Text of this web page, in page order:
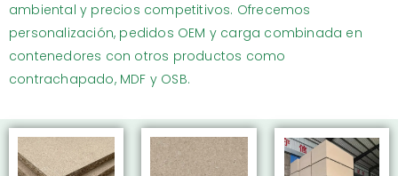
ambiental y precios competitivos. Ofrecemos
personalización, pedidos OEM y carga combinada en
contenedores con otros productos como
contrachapado, MDF y OSB.